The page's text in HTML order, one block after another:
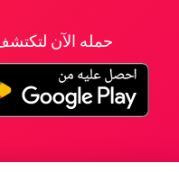
حمله الآن